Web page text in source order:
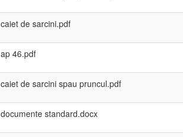
caiet de sarcini.pdf
ap 46.pdf
caiet de sarcini spau pruncul.pdf
documente standard.docx